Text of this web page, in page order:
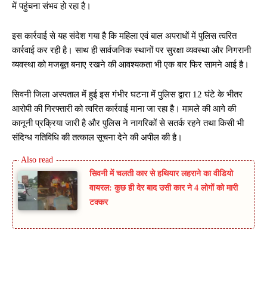
में पहुंचना संभव हो रहा है।
इस कार्रवाई से यह संदेश गया है कि महिला एवं बाल अपराधों में पुलिस त्वरित
कार्रवाई कर रही है। साथ ही सार्वजनिक स्थानों पर सुरक्षा व्यवस्था और निगरानी
व्यवस्था को मजबूत बनाए रखने की आवश्यकता भी एक बार फिर सामने आई है।
सिवनी जिला अस्पताल में हुई इस गंभीर घटना में पुलिस द्वारा 12 घंटे के भीतर
आरोपी की गिरफ्तारी को त्वरित कार्रवाई माना जा रहा है। मामले की आगे की
कानूनी प्रक्रिया जारी है और पुलिस ने नागरिकों से सतर्क रहने तथा किसी भी
संदिग्ध गतिविधि की तत्काल सूचना देने की अपील की है।
सिवनी में चलती कार से हथियार लहराने का वीडियो
वायरल: कुछ ही देर बाद उसी कार ने 4 लोगों को मारी
टक्कर